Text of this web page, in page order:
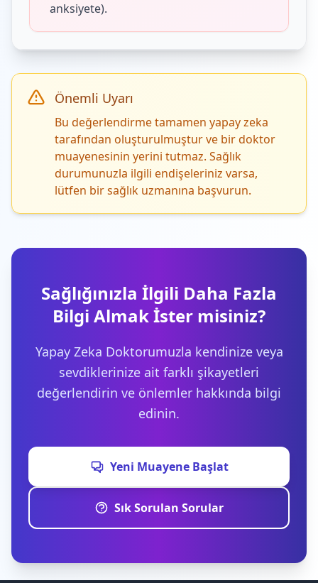
anksiyete).
Önemli Uyarı
Bu değerlendirme tamamen yapay zeka
tarafından oluşturulmuştur ve bir doktor
muayenesinin yerini tutmaz. Sağlık
durumunuzla ilgili endişeleriniz varsa,
lütfen bir sağlık uzmanına başvurun.
Sağlığınızla İlgili Daha Fazla
Bilgi Almak İster misiniz?
Yapay Zeka Doktorumuzla kendinize veya
sevdiklerinize ait farklı şikayetleri
değerlendirin ve önlemler hakkında bilgi
edinin.
Yeni Muayene Başlat
Sık Sorulan Sorular